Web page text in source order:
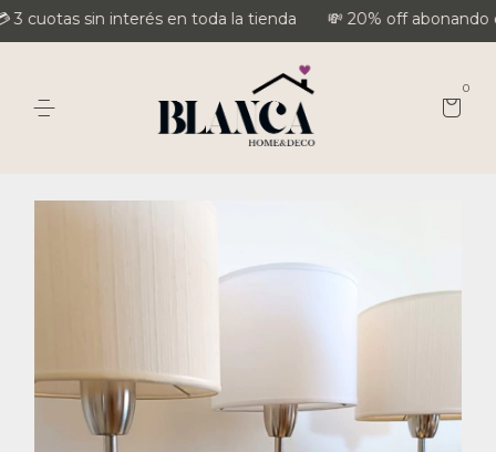
cuotas sin interés en toda la tienda 💸 20% off abonando
0